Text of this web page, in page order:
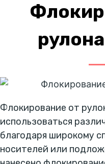
Флокирование от
использоваться
благодаря широкому
носителей или